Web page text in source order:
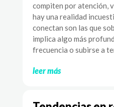
compiten por atención,
hay una realidad
conectan son las que
implica algo más
frecuencia o subirse a
leer más